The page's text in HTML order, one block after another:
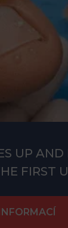
UP AND
FIRST